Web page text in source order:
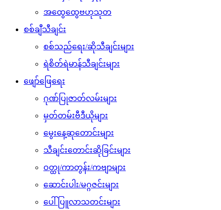
အထွေထွေဗဟုသုတ
စစ်ချီသီချင်း
စစ်သည်ရေး/ဆိုသီချင်းများ
ရဲစိတ်ရဲမာန်သီချင်းများ
ဖျော်ဖြေရေး
ဂုဏ်ပြုဇာတ်လမ်းများ
မှတ်တမ်းဗီဒီယိုများ
မွေးနေ့ဆုတောင်းများ
သီချင်းတောင်းဆိုခြင်းများ
ဝတ္ထု/ကာတွန်း/ကဗျာများ
ဆောင်းပါး/မဂ္ဂဇင်းများ
ပေါ်ပြူလာသတင်းများ